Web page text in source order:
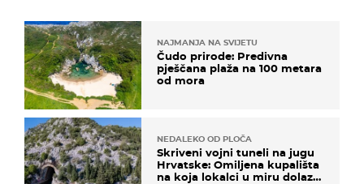
NAJMANJA NA SVIJETU
Čudo prirode: Predivna
pješčana plaža na 100 metara
od mora
NEDALEKO OD PLOČA
Skriveni vojni tuneli na jugu
Hrvatske: Omiljena kupališta
na koja lokalci u miru dolaze